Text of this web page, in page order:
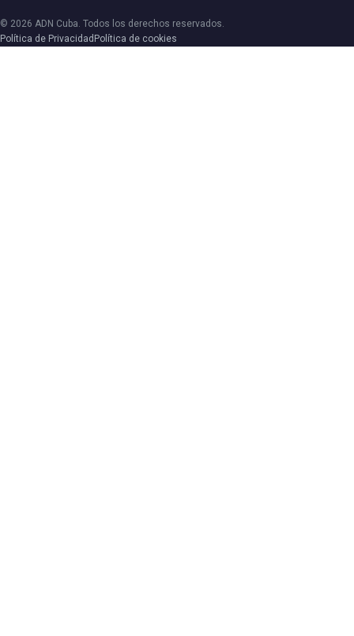
© 2026 ADN Cuba. Todos los derechos reservados.
Política de Privacidad Política de cookies